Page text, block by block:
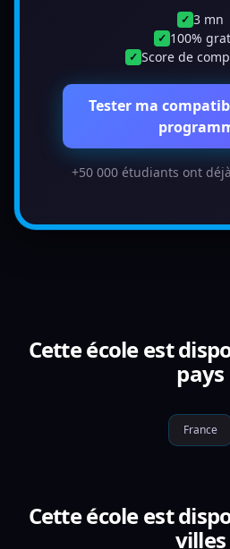
✓ 3 mn
✓ 100%
✓ Score de
Tester ma
+50 000 étudiants ont
Cette école est
pays
France
Cette école est
villes